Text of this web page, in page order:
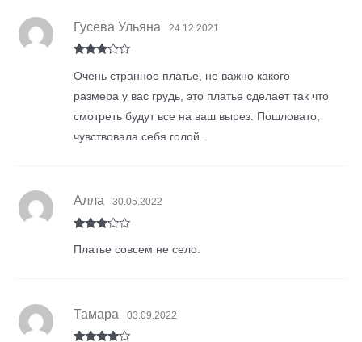
out of
Гусева Ульяна 24.12.2021
Очень странное платье, не важно какого
размера у вас грудь, это платье сделает так что
смотреть будут все на ваш вырез. Пошловато,
чувствовала себя голой.
out of
Алла 30.05.2022
Платье совсем не село.
Тамара 03.09.2022